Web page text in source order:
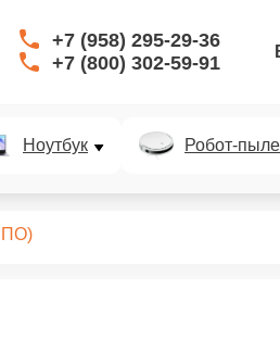
+7 (958) 295-29-36
+7 (800) 302-59-91
Ноутбук Робот-
ПО)